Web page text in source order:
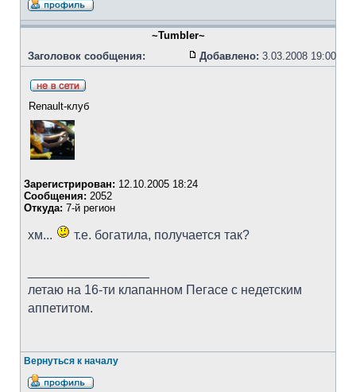
~Tumbler~
Заголовок сообщения:
Добавлено: 3.03.2008 19:00
Renault-клуб
Зарегистрирован: 12.10.2005 18:24
Сообщения: 2052
Откуда: 7-й регион
хм... т.е. богатила, получается так?
летаю на 16-ти клапанном Пегасе с недетским
аппетитом.
Вернуться к началу